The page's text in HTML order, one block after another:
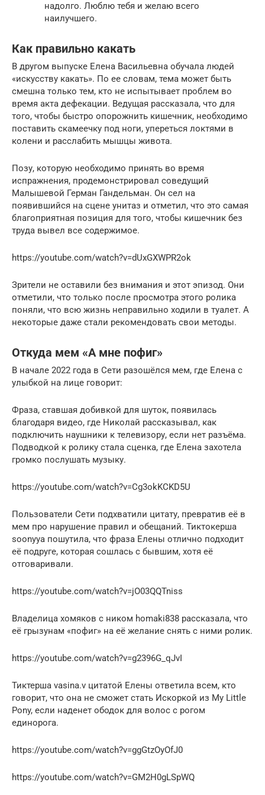
надолго. Люблю тебя и желаю всего
наилучшего.
Как правильно какать
В другом выпуске Елена Васильевна обучала людей
«искусству какать». По ее словам, тема может быть
смешна только тем, кто не испытывает проблем во
время акта дефекации. Ведущая рассказала, что для
того, чтобы быстро опорожнить кишечник, необходимо
поставить скамеечку под ноги, упереться локтями в
колени и расслабить мышцы живота.
Позу, которую необходимо принять во время
испражнения, продемонстрировал соведущий
Малышевой Герман Гандельман. Он сел на
появившийся на сцене унитаз и отметил, что это самая
благоприятная позиция для того, чтобы кишечник без
труда вывел все содержимое.
https://youtube.com/watch?v=dUxGXWPR2ok
Зрители не оставили без внимания и этот эпизод. Они
отметили, что только после просмотра этого ролика
поняли, что всю жизнь неправильно ходили в туалет. А
некоторые даже стали рекомендовать свои методы.
Откуда мем «А мне пофиг»
В начале 2022 года в Сети разошёлся мем, где Елена с
улыбкой на лице говорит:
Фраза, ставшая добивкой для шуток, появилась
благодаря видео, где Николай рассказывал, как
подключить наушники к телевизору, если нет разъёма.
Подводкой к ролику стала сценка, где Елена захотела
громко послушать музыку.
https://youtube.com/watch?v=Cg3okKCKD5U
Пользователи Сети подхватили цитату, превратив её в
мем про нарушение правил и обещаний. Тиктокерша
soonyya пошутила, что фраза Елены отлично подходит
её подруге, которая сошлась с бывшим, хотя её
отговаривали.
https://youtube.com/watch?v=jO03QQTniss
Владелица хомяков с ником homaki838 рассказала, что
её грызунам «пофиг» на её желание снять с ними ролик.
https://youtube.com/watch?v=g2396G_qJvI
Тиктерша vasina.v цитатой Елены ответила всем, кто
говорит, что она не сможет стать Искоркой из My Little
Pony, если наденет ободок для волос с рогом
единорога.
https://youtube.com/watch?v=ggGtzOyOfJ0
https://youtube.com/watch?v=GM2H0gLSpWQ